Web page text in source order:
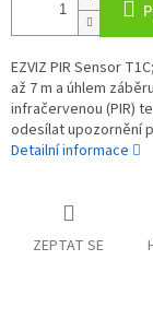
EZVIZ PIR Sensor
až 7 m a úhlem
infračervenou (PIR)
odesílat upozornění
Detailní informace
ZEPTAT SE